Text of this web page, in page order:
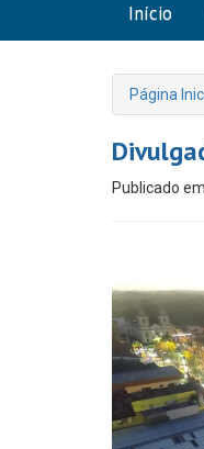
Início
Página
Publicado em